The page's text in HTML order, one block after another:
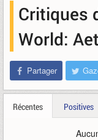
Critiques
World:
Partager
Récentes Positives